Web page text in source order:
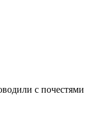
с почестями